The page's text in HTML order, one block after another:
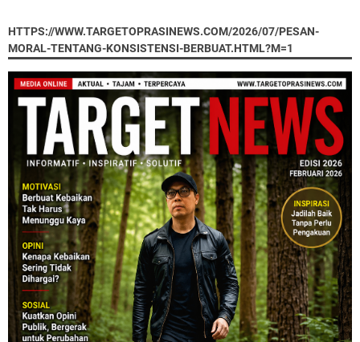
HTTPS://WWW.TARGETOPRASINEWS.COM/2026/07/PESAN-
MORAL-TENTANG-KONSISTENSI-BERBUAT.HTML?M=1